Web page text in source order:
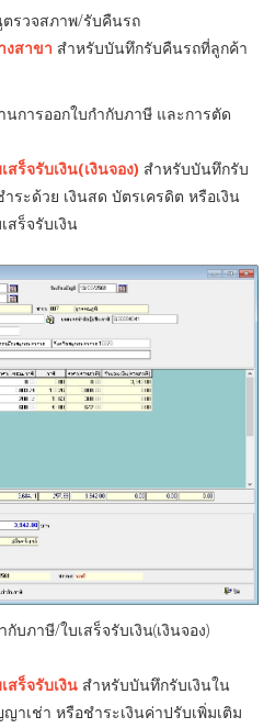
ตรวจสภาพ/รับคืนรถ
สาขา สำหรับบันทึกรับคืนรถที่ลูกค้า
นการออกใบกำกับภาษี และการตัด
ร็จรับเงิน(เงินจอง) สำหรับบันทึกรับ
ระด้วย เงินสด บัตรเครดิต หรือเงิน
สร็จรับเงิน
บภาษี/ใบเสร็จรับเงิน(เงินจอง)
สร็จรับเงิน สำหรับบันทึกรับเงินใน
เช่า หรือชำระเงินค่าปรับเพิ่มเติม